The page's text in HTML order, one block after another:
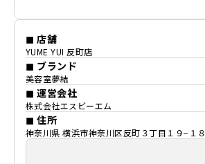
◼ 店舗
YUME YUI 反町店
◼ ブランド
美容室夢結
◼ 運営会社
株式会社エスビーエム
◼ 住所
神奈川県 横浜市神奈川区反町３丁目１９−１８